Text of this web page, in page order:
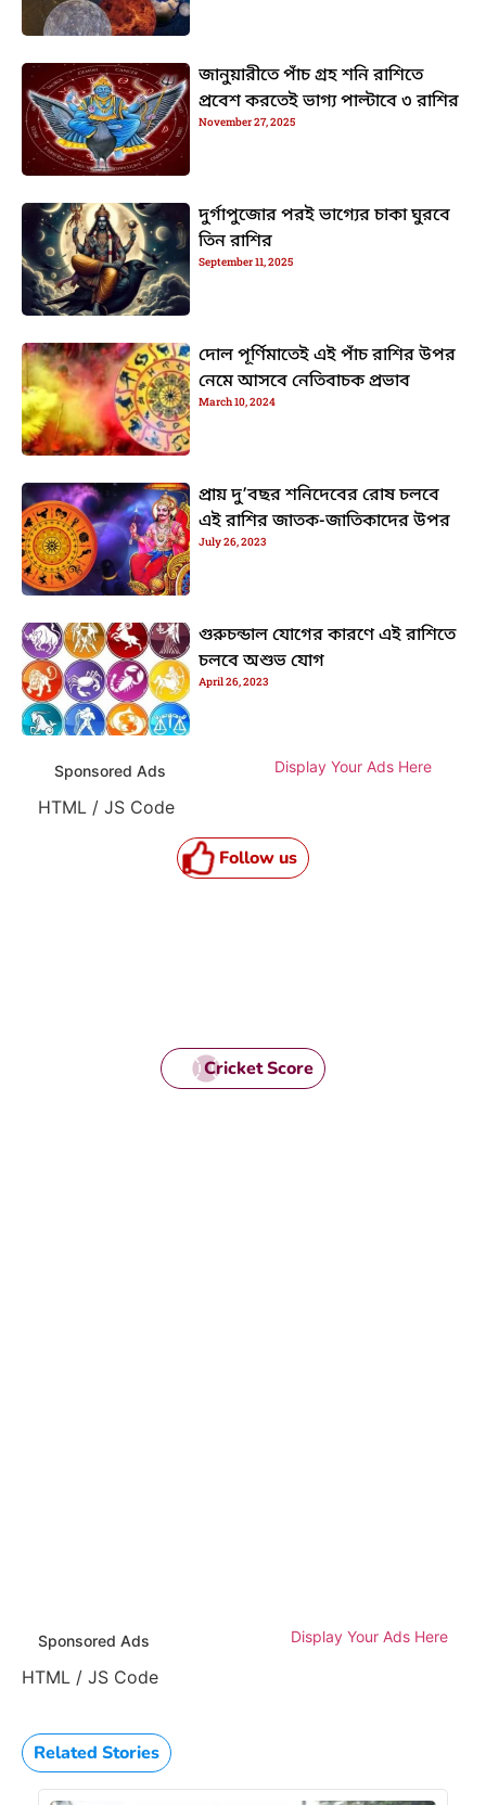
জানুয়ারীতে পাঁচ গ্রহ শনি রাশিতে
প্রবেশ করতেই ভাগ্য পাল্টাবে ৩ রাশির
November 27, 2025
দুর্গাপুজোর পরই ভাগ্যের চাকা ঘুরবে
তিন রাশির
September 11, 2025
দোল পূর্ণিমাতেই এই পাঁচ রাশির উপর
নেমে আসবে নেতিবাচক প্রভাব
March 10, 2024
প্রায় দু’বছর শনিদেবের রোষ চলবে
এই রাশির জাতক-জাতিকাদের উপর
July 26, 2023
গুরুচন্ডাল যোগের কারণে এই রাশিতে
চলবে অশুভ যোগ
April 26, 2023
Sponsored Ads Display Your Ads Here
HTML / JS Code
Follow us
Cricket Score
Sponsored Ads Display Your Ads Here
HTML / JS Code
Related Stories